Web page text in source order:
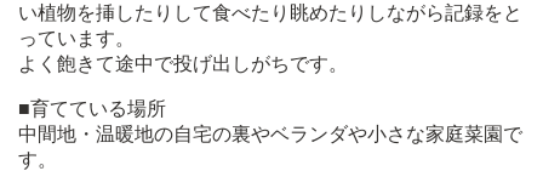
い植物を挿したりして食べたり眺めたりしながら記録をと
っています。
よく飽きて途中で投げ出しがちです。
■育てている場所
中間地・温暖地の自宅の裏やベランダや小さな家庭菜園で
す。